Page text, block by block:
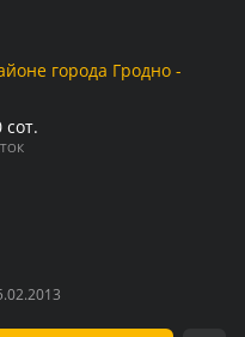
города Гродно -
сот.